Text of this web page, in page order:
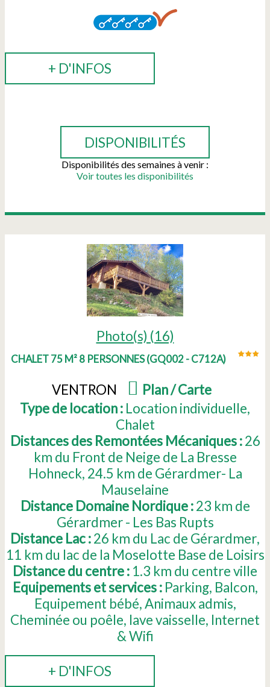
+ D'INFOS
DISPONIBILITÉS
Disponibilités des semaines à venir :
Voir toutes les disponibilités
Photo(s) (16)
CHALET 75 M² 8 PERSONNES(GQ002 - C712A)
VENTRON Plan / Carte
Type de location : Location individuelle
Chalet
Distances des Remontées Mécaniques : 26
km du Front de Neige de La Bresse
Hohneck 24.5 km de Gérardmer- La
Mauselaine
Distance Domaine Nordique : 23 km de
Gérardmer - Les Bas Rupts
Distance Lac :26 km du Lac de Gérardmer
11 km du lac de la Moselotte Base de Loisirs
Distance du centre : 1.3 km du centre ville
Equipements et services : Parking Balcon
Equipement bébé Animaux admis
Cheminée ou poêle lave vaisselle Internet
& Wifi
+ D'INFOS